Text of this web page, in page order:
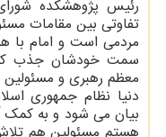
رئیس پژوهشکده
تفاوتی بین مقامات
مردمی است و امام با
سمت خودشان جذب
معظم رهبری و
دنیا نظام جمهوری
بیان می شود و به کمک